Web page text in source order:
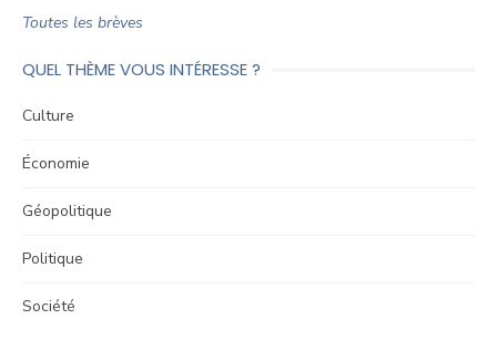
Toutes les brèves
QUEL THÈME VOUS INTÉRESSE ?
Culture
Économie
Géopolitique
Politique
Société